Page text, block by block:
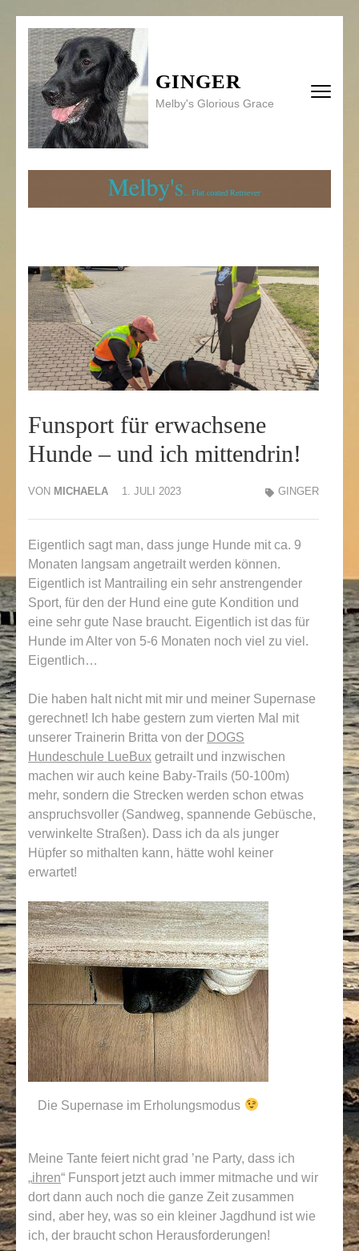
Inhalt
springen
(Enter
drücken)
GINGER
Melby's Glorious Grace
Funsport für erwachsene
Hunde – und ich mittendrin!
VON MICHAELA 1. JULI 2023 GINGER
Eigentlich sagt man, dass junge Hunde mit ca. 9
Monaten langsam angetrailt werden können.
Eigentlich ist Mantrailing ein sehr anstrengender
Sport, für den der Hund eine gute Kondition und
eine sehr gute Nase braucht. Eigentlich ist das für
Hunde im Alter von 5-6 Monaten noch viel zu viel.
Eigentlich…
Die haben halt nicht mit mir und meiner Supernase
gerechnet! Ich habe gestern zum vierten Mal mit
unserer Trainerin Britta von der DOGS
Hundeschule LueBux getrailt und inzwischen
machen wir auch keine Baby-Trails (50-100m)
mehr, sondern die Strecken werden schon etwas
anspruchsvoller (Sandweg, spannende Gebüsche,
verwinkelte Straßen). Dass ich da als junger
Hüpfer so mithalten kann, hätte wohl keiner
erwartet!
Die Supernase im Erholungsmodus
Meine Tante feiert nicht grad ’ne Party, dass ich
„ihren“ Funsport jetzt auch immer mitmache und wir
dort dann auch noch die ganze Zeit zusammen
sind, aber hey, was so ein kleiner Jagdhund ist wie
ich, der braucht schon Herausforderungen!